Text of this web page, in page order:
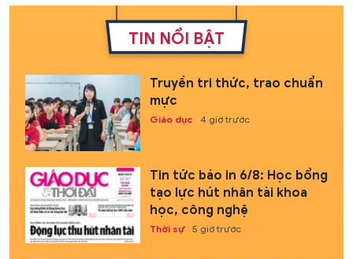
TIN NỔI BẬT
Truyền tri thức, trao chuẩn
mực
Giáo dục 4 giờ trước
Tin tức báo in 6/8: Học bổng
tạo lực hút nhân tài khoa
học, công nghệ
Thời sự 5 giờ trước